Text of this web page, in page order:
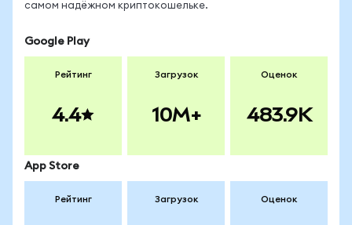
самом надёжном криптокошельке.
Google Play
Рейтинг
4.4
Загрузок
10M+
Оценок
483.9K
App Store
Рейтинг Загрузок Оценок